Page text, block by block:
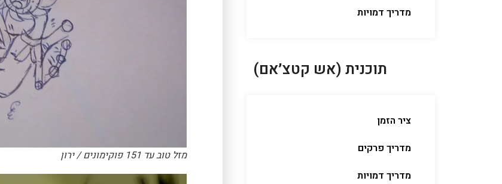
מדריך דמויות
תוכנית (אש קטצ׳אם)
ציר הזמן
מדריך פרקים
מדריך דמויות
מזל טוב עד 151 פוקימונים / ירון